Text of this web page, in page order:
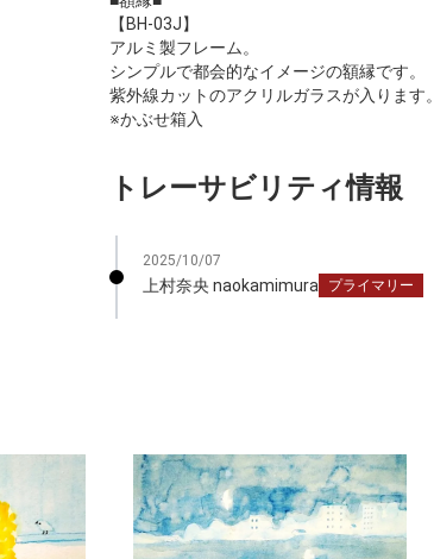
【BH-03J】
アルミ製フレーム。
シンプルで都会的なイメージの額縁です。
紫外線カットのアクリルガラスが入ります。
※かぶせ箱入
トレーサビリティ情報
2025/10/07
上村奈央 naokamimura プライマリー